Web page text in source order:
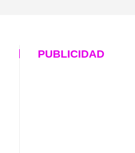
PUBLICIDAD